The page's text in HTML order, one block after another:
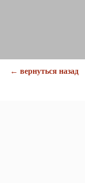
← вернуться назад